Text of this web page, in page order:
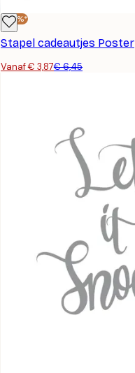
-40%*
Stapel cadeautjes Poster
Vanaf € 3,87€ 6,45